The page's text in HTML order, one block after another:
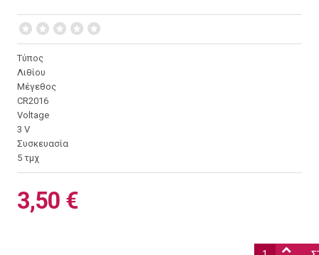
Τύπος
Λιθίου
Μέγεθος
CR2016
Voltage
3 V
Συσκευασία
5 τμχ
3,50 €
Ποσότητα: